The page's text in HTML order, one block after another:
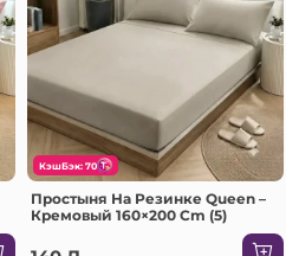
КэшБэк: 70
Простыня На Резинке Queen –
Кремовый 160×200 Cm (5)